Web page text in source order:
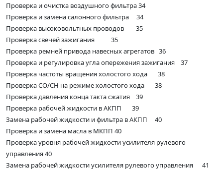
Проверка и очистка воздушного фильтра 34
Проверка и замена салонного фильтра 34
Проверка высоковольтных проводов 35
Проверка свечей зажигания 35
Проверка ремней привода навесных агрегатов 36
Проверка и регулировка угла опережения зажигания 37
Проверка частоты вращения холостого хода 38
Проверка СО/СН на режиме холостого хода 38
Проверка давления конца такта сжатия 39
Проверка рабочей жидкости в АКПП 39
Замена рабочей жидкости и фильтра в АКПП 40
Проверка и замена масла в МКПП 40
Проверка уровня рабочей жидкости усилителя рулевого
управления 40
Замена рабочей жидкости усилителя рулевого управления 41